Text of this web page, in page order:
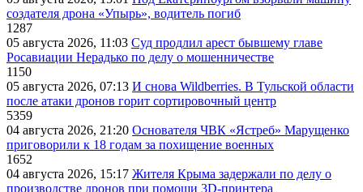
создателя дрона «Упырь», водитель погиб
1287
05 августа 2026, 11:03 Суд продлил арест бывшему главе
Росавиации Нерадько по делу о мошенничестве
1150
05 августа 2026, 07:13 И снова Wildberries. В Тульской области
после атаки дронов горит сортировочный центр
5359
04 августа 2026, 21:20 Основателя ЧВК «Ястреб» Марущенко
приговорили к 18 годам за похищение военных
1652
04 августа 2026, 15:17 Жителя Крыма задержали по делу о
производстве дронов при помощи 3D‑принтера